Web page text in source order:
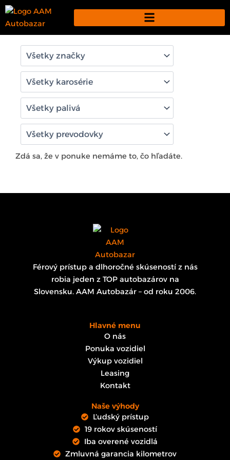
Preskočiť
Zdá sa, že v ponuke nemáme to, čo hľadáte.
Férový prístup a dlhoročné skúseností z nás
robia jeden z TOP autobazárov na
Slovensku. AAM Autobazár – od roku 2006.
Hlavné menu
O nás
Ponuka vozidiel
Výkup vozidiel
Leasing
Kontakt
Naše výhody
Ľudský prístup
19 rokov skúseností
Iba overené vozidlá
Zmluvná garancia kilometrov